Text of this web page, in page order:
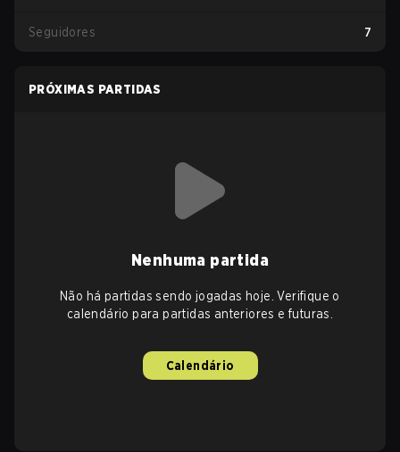
Seguidores 7
PRÓXIMAS PARTIDAS
Nenhuma partida
Não há partidas sendo jogadas hoje. Verifique o
calendário para partidas anteriores e futuras.
Calendário